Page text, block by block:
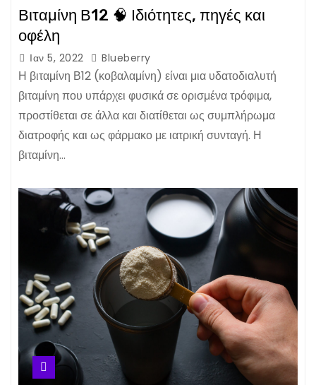
Βιταμίνη Β12 🧠 Ιδιότητες, πηγές και
οφέλη
Ιαν 5, 2022 Blueberry
Η βιταμίνη Β12 (κοβαλαμίνη) είναι μια υδατοδιαλυτή
βιταμίνη που υπάρχει φυσικά σε ορισμένα τρόφιμα,
προστίθεται σε άλλα και διατίθεται ως συμπλήρωμα
διατροφής και ως φάρμακο με ιατρική συνταγή. Η
βιταμίνη…